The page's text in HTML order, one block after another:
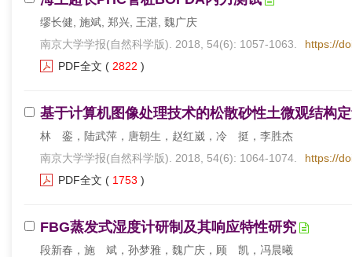
缪长健, 施斌, 郑兴, 王湛, 魏广庆
南京大学学报(自然科学版). 2018, 54(6): 1057-1063.
https://
PDF全文 ( 2822 )
基于计算机图像处理技术的松散砂性土微观结构
林 銮，陆武萍，唐朝生，赵红崴，冷 挺，李胜杰
南京大学学报(自然科学版). 2018, 54(6): 1064-1074.
https://
PDF全文 ( 1753 )
FBG蒸发式湿度计研制及其响应特性研究
段新春，施 斌，孙梦雅，魏广庆，顾 凯，冯晨曦